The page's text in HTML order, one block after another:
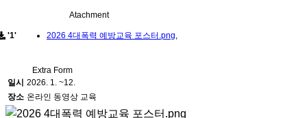
Atachment
'1' 2026 4대폭력 예방교육 포스터.png,
Extra Form
일시 2026. 1. ~12.
장소 온라인 동영상 교육